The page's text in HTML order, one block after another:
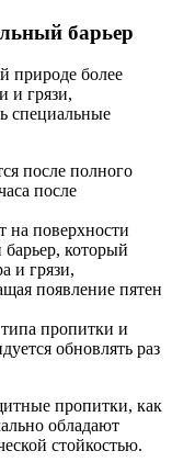
барьер
природе более
и грязи,
специальные
после полного
после
на поверхности
который
и грязи,
появление пятен
пропитки и
обновлять раз
пропитки, как
обладают
стойкостью.